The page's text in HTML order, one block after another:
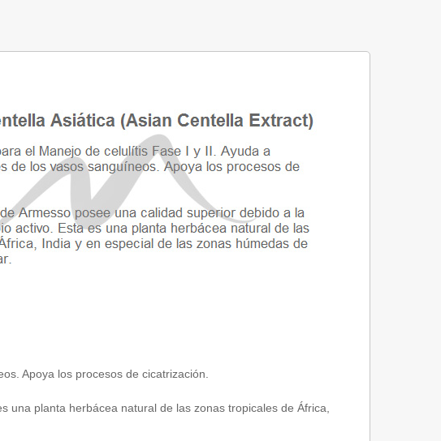
Apoya los procesos de cicatrización.
una planta herbácea natural de las zonas tropicales de África,